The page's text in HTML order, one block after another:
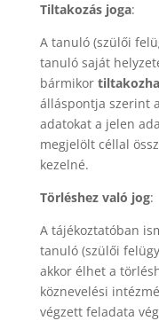
Tiltakozás joga:
A tanuló (szülői
tanuló saját
bármikor
álláspontja szerint
adatokat a jelen
megjelölt céllal
kezelné.
Törléshez való jog:
A tájékoztatóban
tanuló (szülői
akkor élhet a
köznevelési
végzett feladata